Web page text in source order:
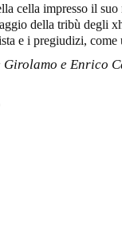
cella impresso il
della tribù degli
e i pregiudizi,
Girolamo e Enrico